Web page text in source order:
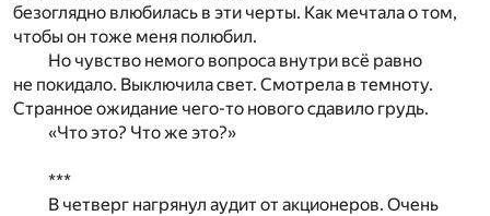
безоглядно влюбилась в эти черты. Как мечтала о том,
чтобы он тоже меня полюбил.
Но чувство немого вопроса внутри всё равно
не покидало. Выключила свет. Смотрела в темноту.
Странное ожидание чего-то нового сдавило грудь.
«Что это? Что же это?»
***
В четверг нагрянул аудит от акционеров. Очень